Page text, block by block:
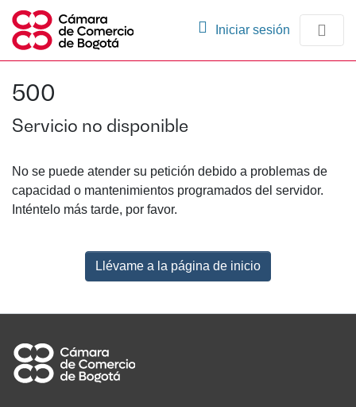
Iniciar sesión (current)
500
Servicio no disponible
No se puede atender su petición debido a problemas de
capacidad o mantenimientos programados del servidor.
Inténtelo más tarde, por favor.
Llévame a la página de inicio